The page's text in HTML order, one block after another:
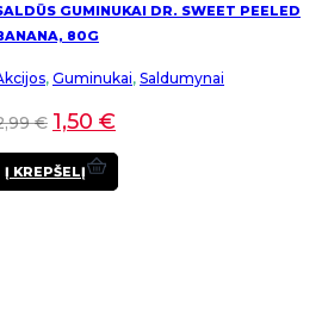
GUMINUKAI DR. SWEET PEELED
80G
, Guminukai, Saldumynai
€ 1,50 €
Į KREPŠELĮ